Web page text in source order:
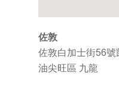
佐敦
佐敦白加士街56
油尖旺區 九龍